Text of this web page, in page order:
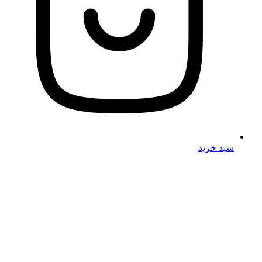
سبد خرید